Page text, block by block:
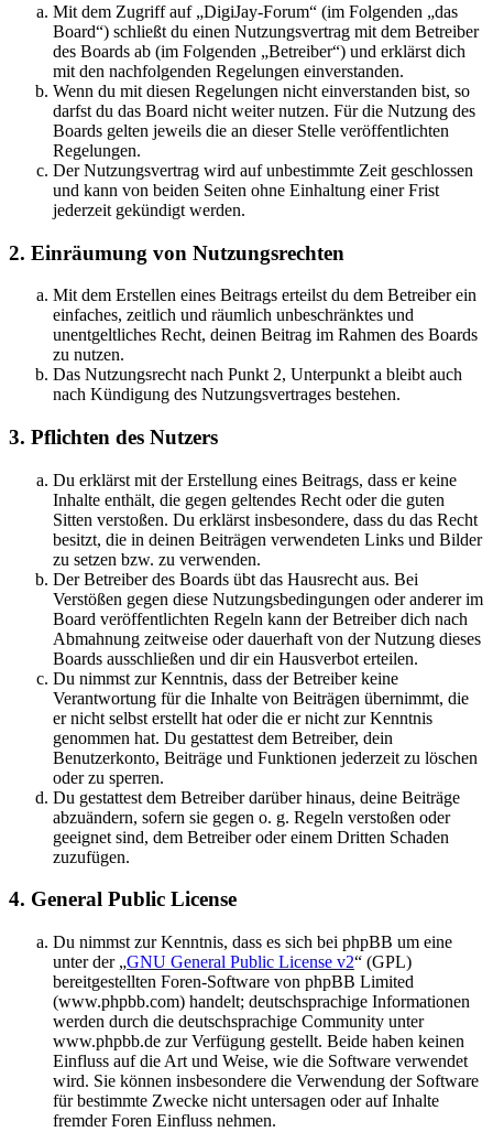
Mit dem Zugriff auf „DigiJay-Forum“ (im Folgenden „das
Board“) schließt du einen Nutzungsvertrag mit dem Betreiber
des Boards ab (im Folgenden „Betreiber“) und erklärst dich
mit den nachfolgenden Regelungen einverstanden.
Wenn du mit diesen Regelungen nicht einverstanden bist, so
darfst du das Board nicht weiter nutzen. Für die Nutzung des
Boards gelten jeweils die an dieser Stelle veröffentlichten
Regelungen.
Der Nutzungsvertrag wird auf unbestimmte Zeit geschlossen
und kann von beiden Seiten ohne Einhaltung einer Frist
jederzeit gekündigt werden.
2. Einräumung von Nutzungsrechten
Mit dem Erstellen eines Beitrags erteilst du dem Betreiber ein
einfaches, zeitlich und räumlich unbeschränktes und
unentgeltliches Recht, deinen Beitrag im Rahmen des Boards
zu nutzen.
Das Nutzungsrecht nach Punkt 2, Unterpunkt a bleibt auch
nach Kündigung des Nutzungsvertrages bestehen.
3. Pflichten des Nutzers
Du erklärst mit der Erstellung eines Beitrags, dass er keine
Inhalte enthält, die gegen geltendes Recht oder die guten
Sitten verstoßen. Du erklärst insbesondere, dass du das Recht
besitzt, die in deinen Beiträgen verwendeten Links und Bilder
zu setzen bzw. zu verwenden.
Der Betreiber des Boards übt das Hausrecht aus. Bei
Verstößen gegen diese Nutzungsbedingungen oder anderer im
Board veröffentlichten Regeln kann der Betreiber dich nach
Abmahnung zeitweise oder dauerhaft von der Nutzung dieses
Boards ausschließen und dir ein Hausverbot erteilen.
Du nimmst zur Kenntnis, dass der Betreiber keine
Verantwortung für die Inhalte von Beiträgen übernimmt, die
er nicht selbst erstellt hat oder die er nicht zur Kenntnis
genommen hat. Du gestattest dem Betreiber, dein
Benutzerkonto, Beiträge und Funktionen jederzeit zu löschen
oder zu sperren.
Du gestattest dem Betreiber darüber hinaus, deine Beiträge
abzuändern, sofern sie gegen o. g. Regeln verstoßen oder
geeignet sind, dem Betreiber oder einem Dritten Schaden
zuzufügen.
4. General Public License
Du nimmst zur Kenntnis, dass es sich bei phpBB um eine
unter der „GNU General Public License v2“ (GPL)
bereitgestellten Foren-Software von phpBB Limited
(www.phpbb.com) handelt; deutschsprachige Informationen
werden durch die deutschsprachige Community unter
www.phpbb.de zur Verfügung gestellt. Beide haben keinen
Einfluss auf die Art und Weise, wie die Software verwendet
wird. Sie können insbesondere die Verwendung der Software
für bestimmte Zwecke nicht untersagen oder auf Inhalte
fremder Foren Einfluss nehmen.